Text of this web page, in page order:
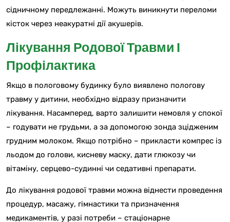
сідничному передлежанні. Можуть виникнути переломи
кісток через неакуратні дії акушерів.
Лікування Родової Травми І
Профілактика
Якщо в пологовому будинку було виявлено пологову
травму у дитини, необхідно відразу призначити
лікування. Насамперед, варто залишити немовля у спокої
– годувати не грудьми, а за допомогою зонда зцідженим
грудним молоком. Якщо потрібно – прикласти компрес із
льодом до голови, кисневу маску, дати глюкозу чи
вітаміну, серцево-судинні чи седативні препарати.
До лікування родової травми можна віднести проведення
процедур, масажу, гімнастики та призначення
медикаментів, у разі потреби – стаціонарне